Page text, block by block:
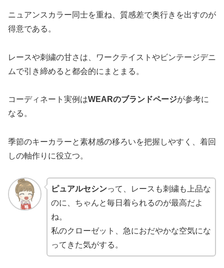
ニュアンスカラー同士を重ね、質感差で奥行きを出すのが
得意である。
レースや刺繍の甘さは、ワークテイストやビンテージデニ
ムで引き締めると都会的にまとまる。
コーディネート実例はWEARのブランドページが参考に
なる。
季節のキーカラーと素材感の移ろいを把握しやすく、着回
しの軸作りに役立つ。
ピュアルセシンって、レースも刺繍も上品な
のに、ちゃんと毎日着られるのが最高だよ
ね。
私のクローゼット、急におだやかな空気にな
ってきた気がする。